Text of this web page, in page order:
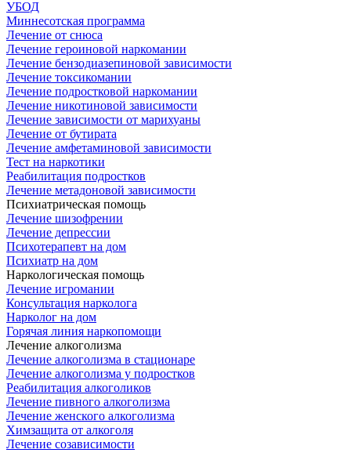
УБОД
Миннесотская программа
Лечение от снюса
Лечение героиновой наркомании
Лечение бензодиазепиновой зависимости
Лечение токсикомании
Лечение подростковой наркомании
Лечение никотиновой зависимости
Лечение зависимости от марихуаны
Лечение от бутирата
Лечение амфетаминовой зависимости
Тест на наркотики
Реабилитация подростков
Лечение метадоновой зависимости
Психиатрическая помощь
Лечение шизофрении
Лечение депрессии
Психотерапевт на дом
Психиатр на дом
Наркологическая помощь
Лечение игромании
Консультация нарколога
Нарколог на дом
Горячая линия наркопомощи
Лечение алкоголизма
Лечение алкоголизма в стационаре
Лечение алкоголизма у подростков
Реабилитация алкоголиков
Лечение пивного алкоголизма
Лечение женского алкоголизма
Химзащита от алкоголя
Лечение созависимости